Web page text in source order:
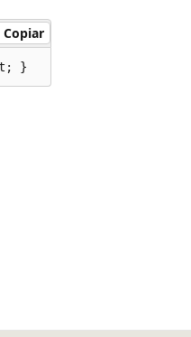
Copiar
}